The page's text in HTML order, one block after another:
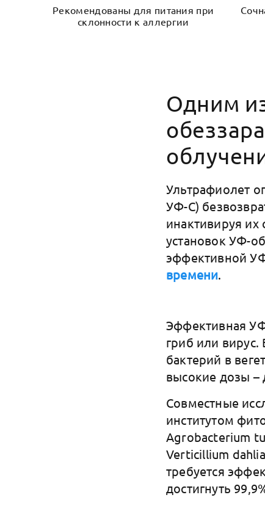
Рекомендованы для питания при
склонности к аллергии
Одним
Ультрафиолет
УФ-С)
инактивируя
установок УФ-
эффективной
времени.
Эффективная
гриб или
бактерий в
высокие дозы –
Совместные
институтом
Agrobacterium
Verticillium
требуется
достигнуть